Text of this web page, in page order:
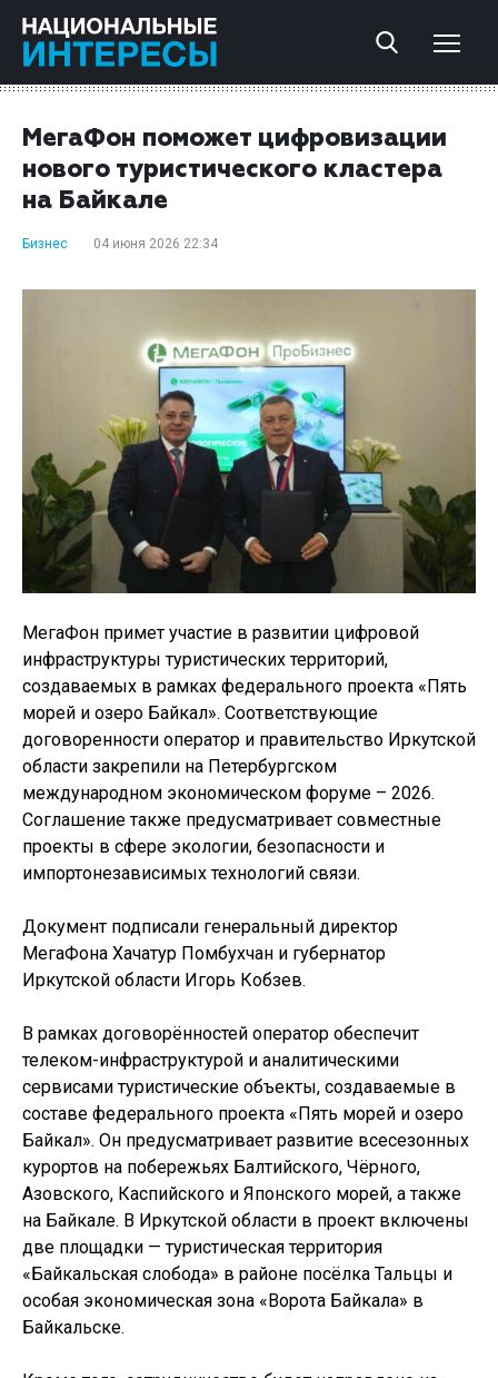
МегаФон поможет цифровизации
нового туристического кластера
на Байкале
Бизнес 04 июня 2026 22:34
МегаФон примет участие в развитии цифровой
инфраструктуры туристических территорий,
создаваемых в рамках федерального проекта «Пять
морей и озеро Байкал». Соответствующие
договоренности оператор и правительство Иркутской
области закрепили на Петербургском
международном экономическом форуме – 2026.
Соглашение также предусматривает совместные
проекты в сфере экологии, безопасности и
импортонезависимых технологий связи.
Документ подписали генеральный директор
МегаФона Хачатур Помбухчан и губернатор
Иркутской области Игорь Кобзев.
В рамках договорённостей оператор обеспечит
телеком-инфраструктурой и аналитическими
сервисами туристические объекты, создаваемые в
составе федерального проекта «Пять морей и озеро
Байкал». Он предусматривает развитие всесезонных
курортов на побережьях Балтийского, Чёрного,
Азовского, Каспийского и Японского морей, а также
на Байкале. В Иркутской области в проект включены
две площадки — туристическая территория
«Байкальская слобода» в районе посёлка Тальцы и
особая экономическая зона «Ворота Байкала» в
Байкальске.